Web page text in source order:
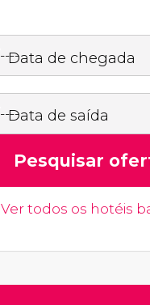
Data de chegada
Data de saída
Pesquisar
Ver todos os hotéis